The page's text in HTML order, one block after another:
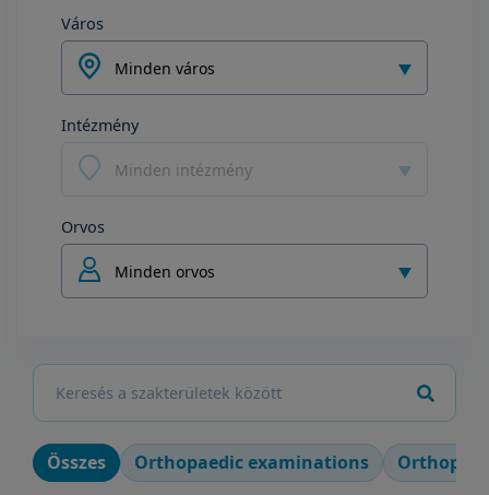
Város
Minden város
Intézmény
Minden intézmény
Orvos
Minden orvos
Összes Orthopaedic examinations